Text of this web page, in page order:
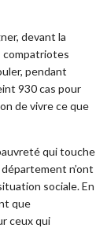
devant la
compatriotes
pendant
930 cas pour
de vivre ce que
qui touche
n’ont
sociale. En
que
ceux qui